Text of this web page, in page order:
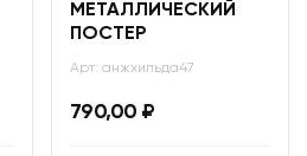
МЕТАЛЛИЧЕСКИЙ
ПОСТЕР
Арт: анжхильда47
790,00 ₽